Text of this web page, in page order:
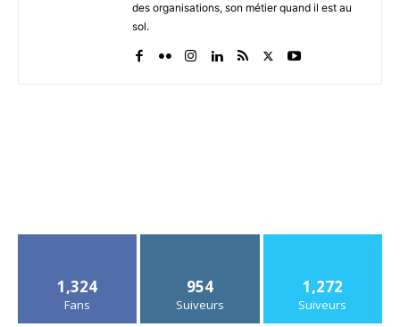
des organisations, son métier quand il est au
sol.
1,324
Fans
954
Suiveurs
1,272
Suiveurs